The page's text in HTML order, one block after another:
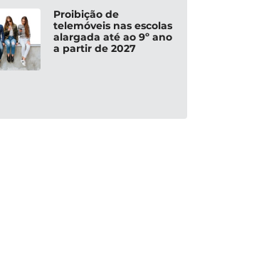
Proibição de
telemóveis nas escolas
alargada até ao 9º ano
a partir de 2027